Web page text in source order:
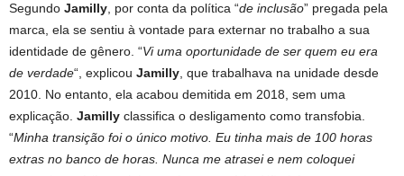
Segundo Jamilly , por conta da política “de inclusão” pregada pela
marca, ela se sentiu à vontade para externar no trabalho a sua
identidade de gênero. “Vi uma oportunidade de ser quem eu era
de verdade“, explicou Jamilly , que trabalhava na unidade desde
2010. No entanto, ela acabou demitida em 2018, sem uma
explicação. Jamilly classifica o desligamento como transfobia.
“Minha transição foi o único motivo. Eu tinha mais de 100 horas
extras no banco de horas. Nunca me atrasei e nem coloquei